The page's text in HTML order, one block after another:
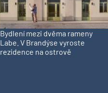
Bydlení mezi dvěma rameny
Labe. V Brandýse vyroste
rezidence na ostrově